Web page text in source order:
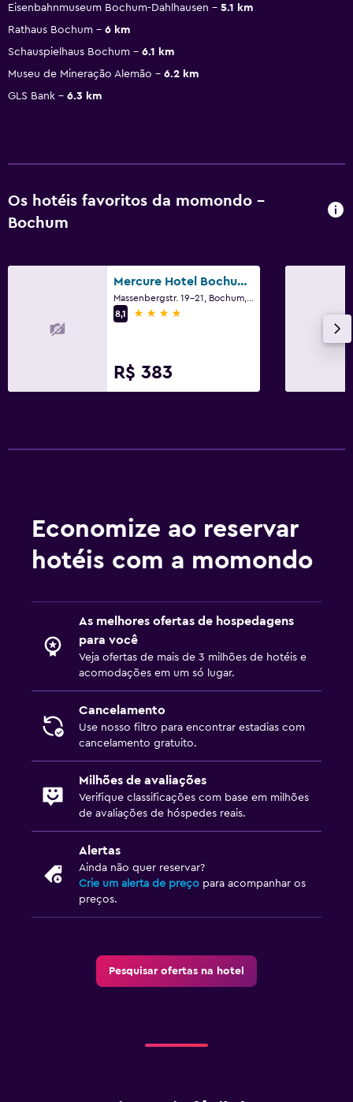
Eisenbahnmuseum Bochum-Dahlhausen
5.1 km
Rathaus Bochum
6 km
Schauspielhaus Bochum
6.1 km
Museu de Mineração Alemão
6.2 km
GLS Bank
6.3 km
Os hotéis favoritos da momondo -
Bochum
Mercure Hotel Bochum City
8,1
4 estrelas
R$ 383
Economize ao reservar
hotéis com a momondo
As melhores ofertas de hospedagens
para você
Veja ofertas de mais de 3 milhões de hotéis e
acomodações em um só lugar.
Cancelamento
Use nosso filtro para encontrar estadias com
cancelamento gratuito.
Milhões de avaliações
Verifique classificações com base em milhões
de avaliações de hóspedes reais.
Alertas
Ainda não quer reservar?
Crie um alerta de preço para acompanhar os
preços.
Pesquisar ofertas na hotel